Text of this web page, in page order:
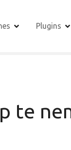
Plugins
te